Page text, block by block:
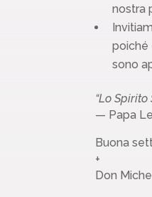
nostra
poiché
sono
“Lo
— Papa
Buona
+
Don